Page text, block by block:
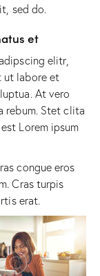
sed do.
et
elitr,
ut labore et
At vero
rebum. Stet clita
Lorem ipsum
congue eros
Cras turpis
erat.